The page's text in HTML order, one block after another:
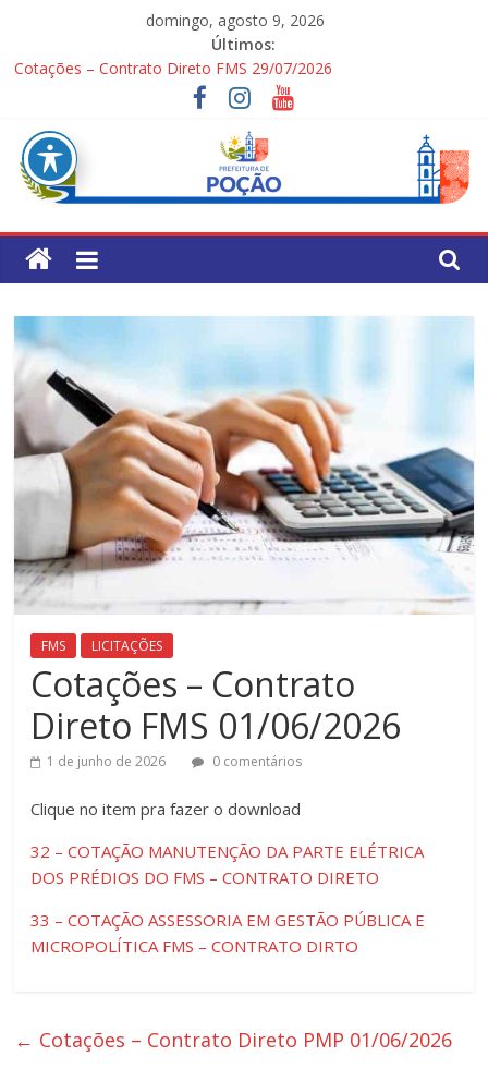
domingo, agosto 9, 2026
Últimos:
Cotações – Contrato Direto FMS 29/07/2026
PONTOS TURÍSTICOS DE POÇÃO
Processo Seletivo Simplificado para Gestores Escolares da Rede
Municipal
1ª Festa dos Pais
Processo Seletivo Simplificado Secretaria de Saúde
Pref.
Mun.
de
Poção
FMS LICITAÇÕES
Cotações – Contrato
Direto FMS 01/06/2026
1 de junho de 2026 0 comentários
Clique ​no item pra fazer o download
32 – COTAÇÃO MANUTENÇÃO DA PARTE ELÉTRICA
DOS PRÉDIOS DO FMS – CONTRATO DIRETO
33 – COTAÇÃO ASSESSORIA EM GESTÃO PÚBLICA E
MICROPOLÍTICA FMS – CONTRATO DIRTO
← Cotações – Contrato Direto PMP 01/06/2026